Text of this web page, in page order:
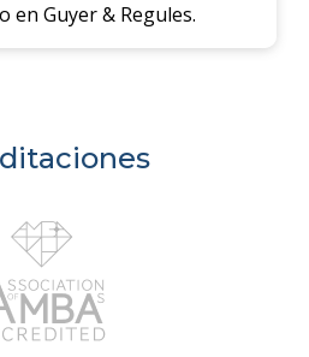
en Guyer & Regules.